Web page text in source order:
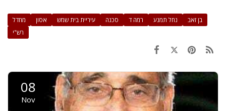
מחדל אסון עיריית בית שמש סכנה רמה ד נחל תמנע
בן זאב
רש"י
08
Nov